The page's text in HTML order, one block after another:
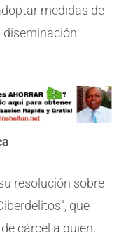
medidas de
diseminación
resolución sobre
que
cárcel a quien,